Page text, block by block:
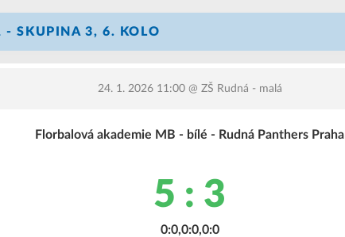
- SKUPINA 3, 6. KOLO
24. 1. 2026 11:00@ ZŠ Rudná - malá
Florbalová akademie MB - bílé - Rudná Panthers Praha
5 : 3
0:0,0:0,0:0